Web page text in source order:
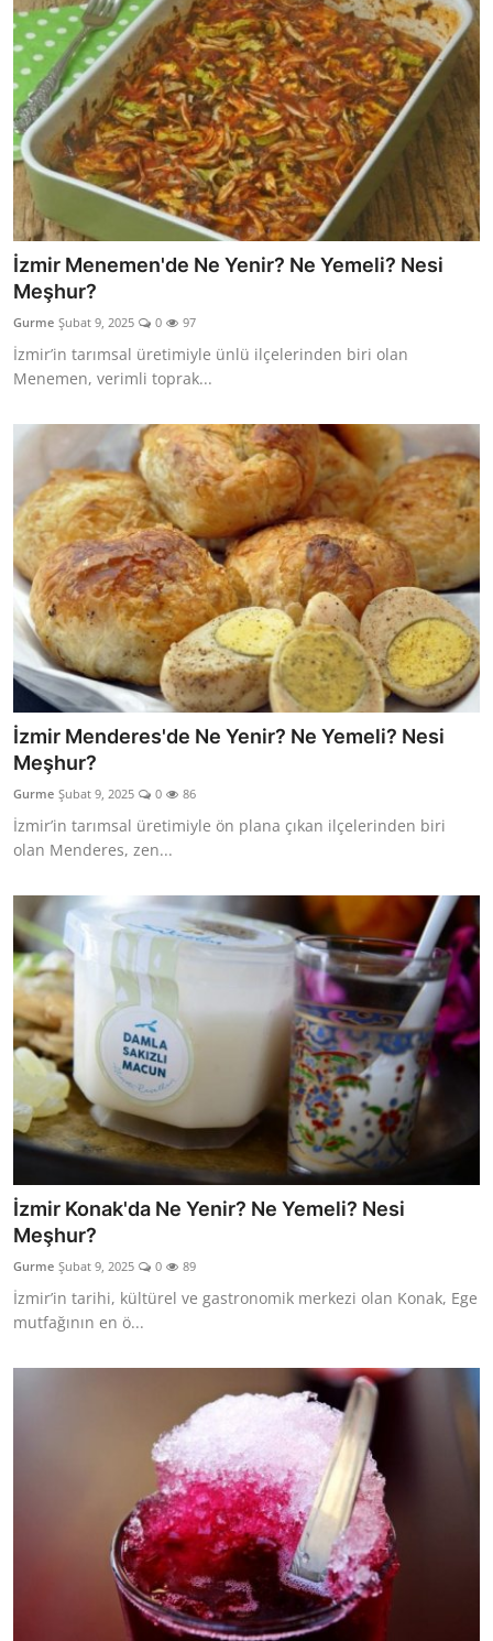
İzmir Menemen'de Ne Yenir? Ne Yemeli? Nesi
Meşhur?
Gurme Şubat 9, 2025 0 97
İzmir’in tarımsal üretimiyle ünlü ilçelerinden biri olan
Menemen, verimli toprak...
İzmir Menderes'de Ne Yenir? Ne Yemeli? Nesi
Meşhur?
Gurme Şubat 9, 2025 0 86
İzmir’in tarımsal üretimiyle ön plana çıkan ilçelerinden biri
olan Menderes, zen...
İzmir Konak'da Ne Yenir? Ne Yemeli? Nesi
Meşhur?
Gurme Şubat 9, 2025 0 89
İzmir’in tarihi, kültürel ve gastronomik merkezi olan Konak, Ege
mutfağının en ö...